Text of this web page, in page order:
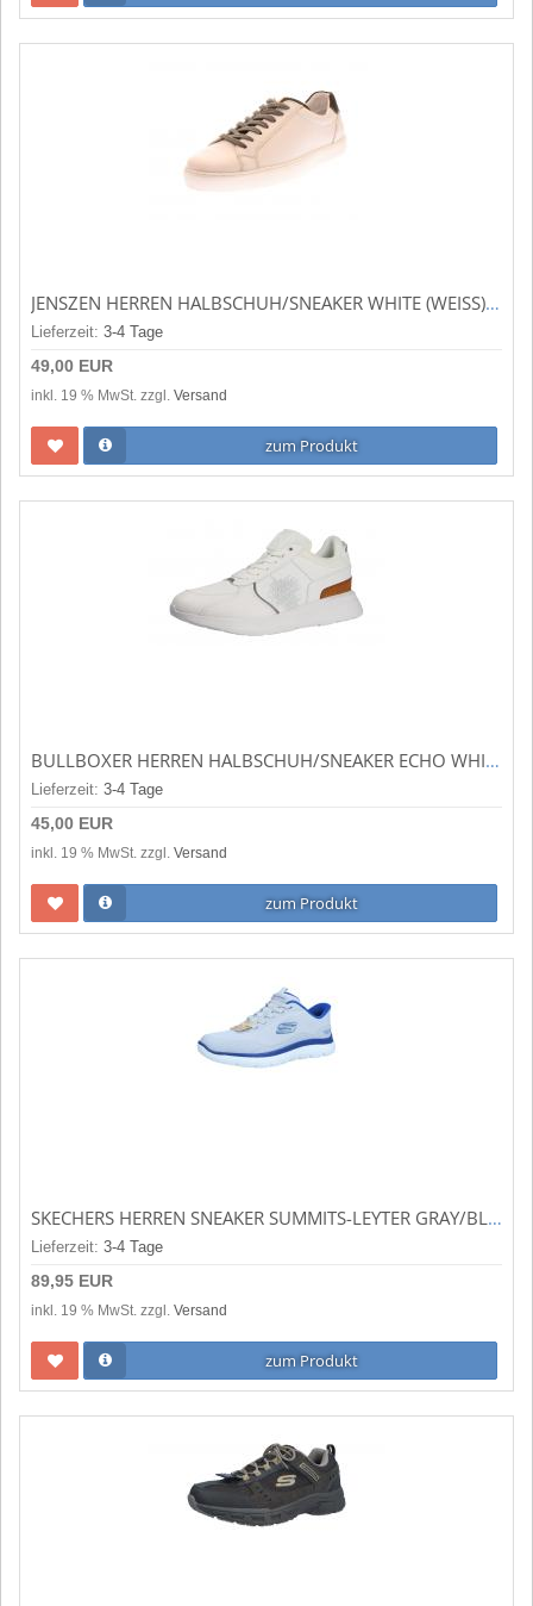
JENSZEN HERREN HALBSCHUH/SNEAKER WHITE (WEISS) 2065WHITE
Lieferzeit: 3-4 Tage
49,00 EUR
inkl. 19 % MwSt. zzgl. Versand
zum Produkt
BULLBOXER HERREN HALBSCHUH/SNEAKER ECHO WHITE WHITE (WEISS) 930-28109A
Lieferzeit: 3-4 Tage
45,00 EUR
inkl. 19 % MwSt. zzgl. Versand
zum Produkt
SKECHERS HERREN SNEAKER SUMMITS-LEYTER GRAY/BLUE (GRAU) 233047GYBL
Lieferzeit: 3-4 Tage
89,95 EUR
inkl. 19 % MwSt. zzgl. Versand
zum Produkt